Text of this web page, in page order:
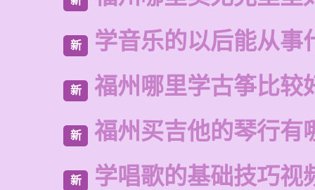
新 学音乐的以后能从事
新 福州哪里学古筝比较
新 福州买吉他的琴行有
新 学唱歌的基础技巧视